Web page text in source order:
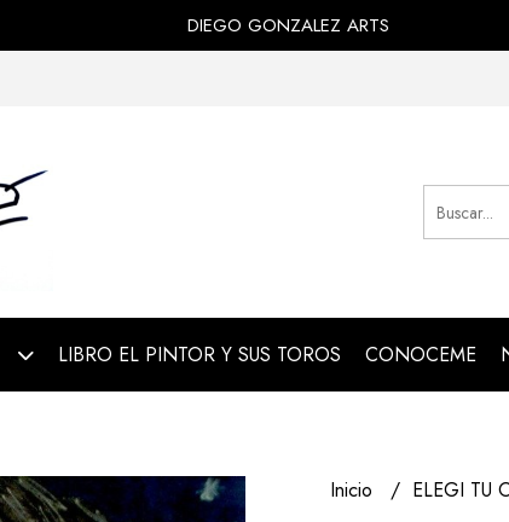
DIEGO GONZALEZ ARTS
LIBRO EL PINTOR Y SUS TOROS CONOCEME
Inicio ELEGI TU